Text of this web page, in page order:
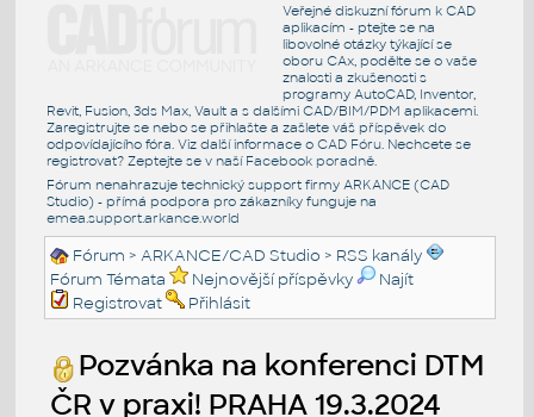
Veřejné diskuzní fórum k CAD
aplikacím - ptejte se na
libovolné otázky týkající se
oboru CAx, podělte se o vaše
znalosti a zkušenosti s
programy AutoCAD, Inventor,
Revit, Fusion, 3ds Max, Vault a s dalšími CAD/BIM/PDM aplikacemi.
Zaregistrujte se nebo se přihlašte a zašlete váš příspěvek do
odpovídajícího fóra. Viz další informace o CAD Fóru. Nechcete se
registrovat? Zeptejte se v naší Facebook poradně.
Fórum nenahrazuje technický support firmy ARKANCE (CAD
Studio) - přímá podpora pro zákazníky funguje na
emea.support.arkance.world
Fórum >ARKANCE/CAD Studio > RSS kanály
Fórum Témata
Nejnovější příspěvky
Najít
Registrovat
Přihlásit
Pozvánka na konferenci DTM
ČR v praxi! PRAHA 19.3.2024